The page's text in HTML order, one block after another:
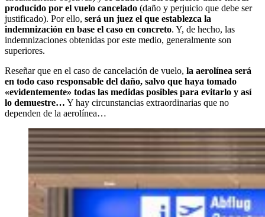
producido por el vuelo cancelado (daño y perjuicio que debe ser
justificado). Por ello, será un juez el que establezca la
indemnización en base el caso en concreto. Y, de hecho, las
indemnizaciones obtenidas por este medio, generalmente son
superiores.
Reseñar que en el caso de cancelación de vuelo, la aerolínea será
en todo caso responsable del daño, salvo que haya tomado
«evidentemente» todas las medidas posibles para evitarlo y así
lo demuestre… Y hay circunstancias extraordinarias que no
dependen de la aerolínea…